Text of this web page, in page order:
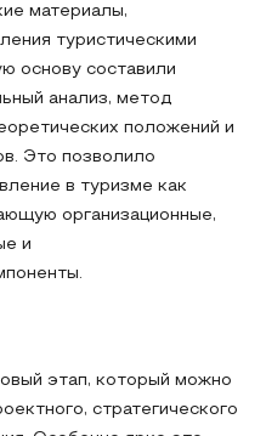
материалы,
туристическими
основу составили
анализ, метод
положений и
Это позволило
в туризме как
организационные,
и
этап, который можно
стратегического